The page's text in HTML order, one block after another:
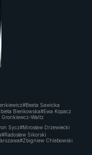
#Beata Sawicka
Bieńkowska#Ewa Kopacz
Waltz
Sycz#Mirosław Drzewiecki
#Radosław Sikorski
#Zbigniew Chlebowski